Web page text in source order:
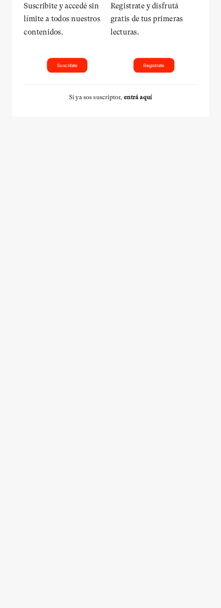
Suscribite y accedé sin
límite a todos nuestros
contenidos.
Suscribite
Registrate y disfrutá
gratis de tus primeras
lecturas.
Registrate
Si ya sos suscriptor, entrá aquí